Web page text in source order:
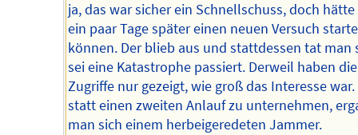
ja, das war sicher ein Schnellschuss, doch
ein paar Tage später einen neuen Versuch
können. Der blieb aus und stattdessen tat man
sei eine Katastrophe passiert. Derweil haben die
Zugriffe nur gezeigt, wie groß das Interesse war.
statt einen zweiten Anlauf zu unternehmen,
man sich einem herbeigeredeten Jammer.